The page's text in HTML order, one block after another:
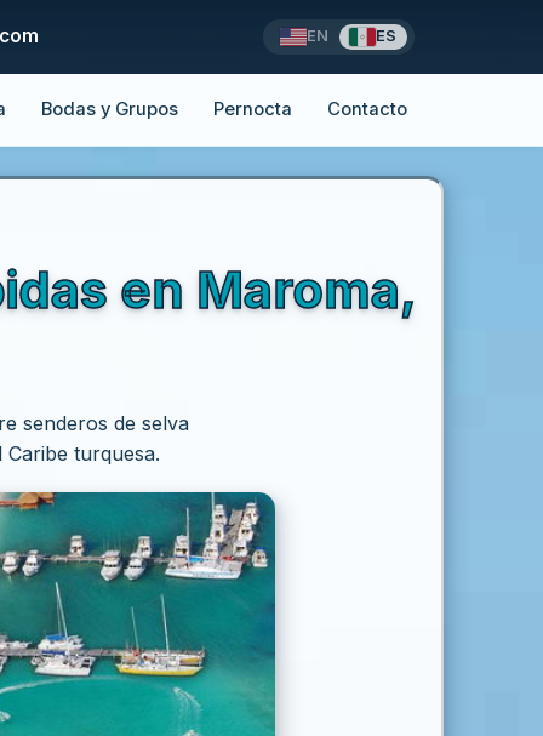
Bodas y Grupos Pernocta Contacto
EN ES
en Maroma,
senderos de selva
turquesa.